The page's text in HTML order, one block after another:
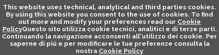
This website uses technical, analytical and third parties cookies.
By using this website you consent to the use of cookies. To find
out more and modify your preferences read our Cookie
PolicyQuesto sito utilizza cookie tecnici, analitici e di terze parti.
Continuando la navigazione acconsenti all'utilizzo dei cookie. Per
saperne di piú e per modificare le tue preferenze consulta la
nostra Cookie Policy
ARCHIVIO